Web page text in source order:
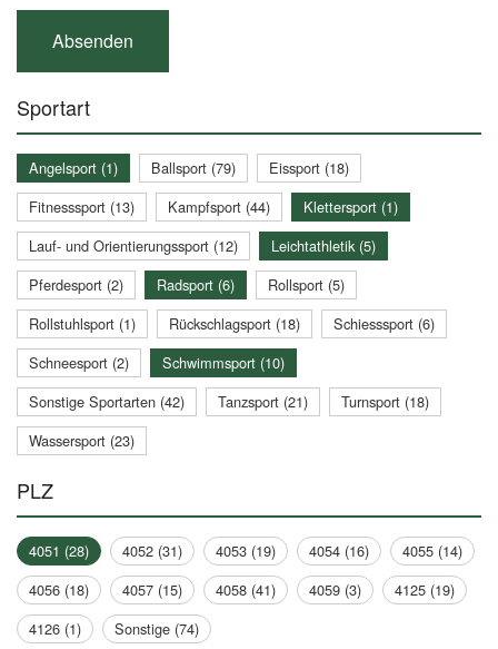
Sportart
Angelsport (1) Ballsport (79)
Eissport (18)
Fitnesssport (13)
Kampfsport (44)
Klettersport (1)
Lauf- und Orientierungssport (12)
Leichtathletik (5)
Pferdesport (2)
Radsport (6)
Rollsport (5)
Rollstuhlsport (1)
Rückschlagsport (18)
Schiesssport (6)
Schneesport (2)
Schwimmsport (10)
Sonstige Sportarten (42)
Tanzsport (21)
Turnsport (18)
Wassersport (23)
PLZ
4051 (28) 4052 (31) 4053 (19) 4054 (16)
4055 (14)
4056 (18)
4057 (15) 4058 (41) 4059 (3)
4125 (19)
4126 (1)
Sonstige (74)